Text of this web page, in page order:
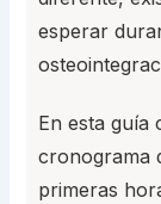
esperar
En esta guía
cronograma
primeras